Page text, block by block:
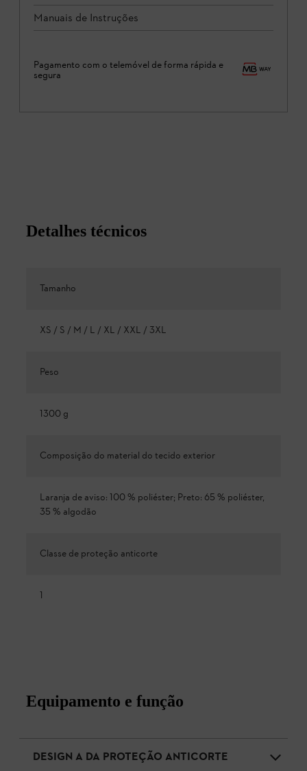
Manuais de Instruções
Pagamento com o telemóvel de forma rápida e
segura
Detalhes técnicos
Tamanho
XS / S / M / L / XL / XXL / 3XL
Peso
1300 g
Composição do material do tecido exterior
Laranja de aviso: 100 % poliéster; Preto: 65 % poliéster,
35 % algodão
Classe de proteção anticorte
1
Equipamento e função
DESIGN A DA PROTEÇÃO ANTICORTE